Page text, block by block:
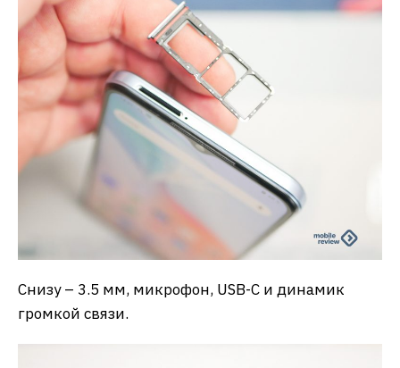
Снизу – 3.5 мм, микрофон, USB-C и динамик
громкой связи.